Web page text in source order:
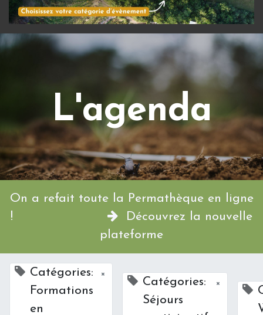
L'agenda
On a refait toute la Permathèque en ligne
!
Découvrez la nouvelle
plateforme
Catégories:
Formations
en
×
Catégories:
Séjours
×